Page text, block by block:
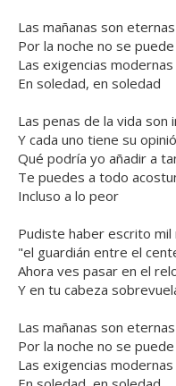
Las mañanas son eternas
Por la noche no se
Las exigencias modernas
En soledad, en soledad
Las penas de la vida son
Y cada uno tiene su
Qué podría yo añadir a
Te puedes a todo
Incluso a lo peor
Pudiste haber escrito mil
"el guardián entre el
Ahora ves pasar en el
Y en tu cabeza
Las mañanas son eternas
Por la noche no se
Las exigencias modernas